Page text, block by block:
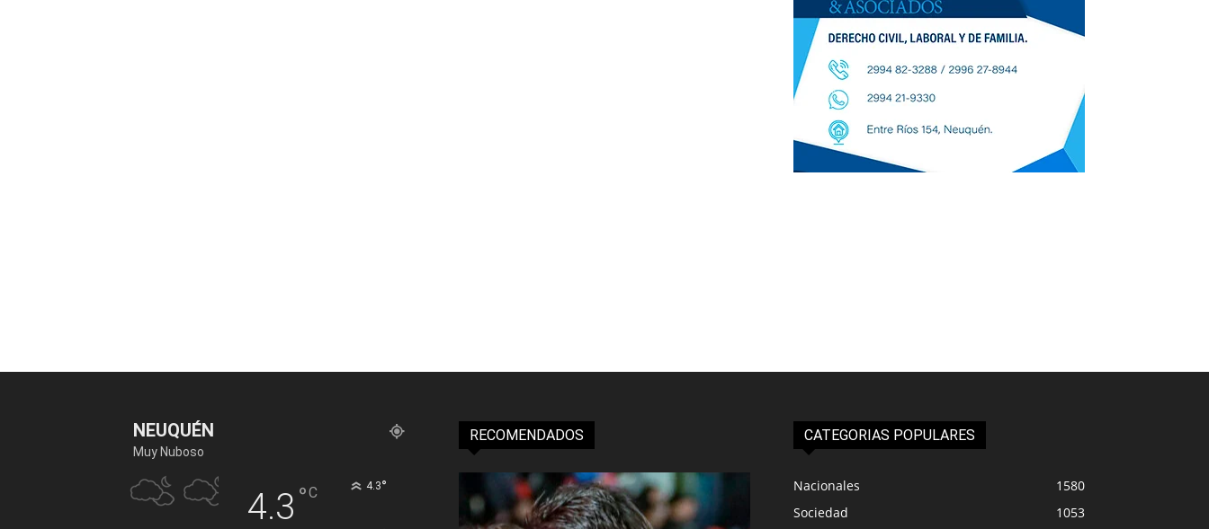
NEUQUÉN
Muy Nuboso
4.3 °C 4.3°
RECOMENDADOS CATEGORIAS POPULARES
Nacionales
1580
Sociedad
1053